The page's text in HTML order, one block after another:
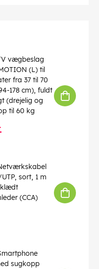
aluminium)
vægbeslag
(L) til
fra 37 til 70
178 cm), fuldt
(drejelig og
til 60 kg
sort, 1 m
(CCA)
sugkopp